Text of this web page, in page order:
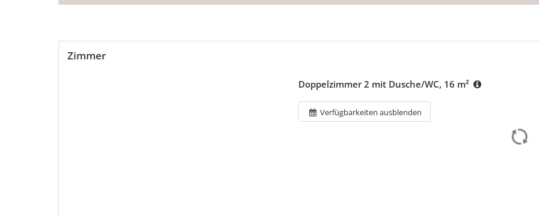
Zimmer
Doppelzimmer 2 mit Dusche/WC, 16 m²
Verfügbarkeiten ausblenden